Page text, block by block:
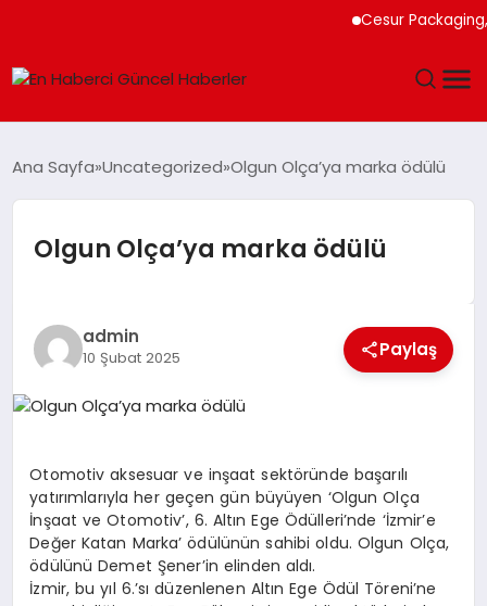
Cesur Packaging,
SPOR
SAĞLIK
MAGAZIN
EKONOMI
EĞITIM
SIYASET
Ana Sayfa Uncategorized Olgun Olça’ya marka ödülü
Olgun Olça’ya marka ödülü
admin
10 Şubat 2025 Paylaş
Otomotiv aksesuar ve inşaat sektöründe başarılı
yatırımlarıyla her geçen gün büyüyen ‘Olgun Olça
İnşaat ve Otomotiv’, 6. Altın Ege Ödülleri’nde ‘İzmir’e
Değer Katan Marka’ ödülünün sahibi oldu. Olgun Olça,
ödülünü Demet Şener’in elinden aldı.
İzmir, bu yıl 6.’sı düzenlenen Altın Ege Ödül Töreni’ne